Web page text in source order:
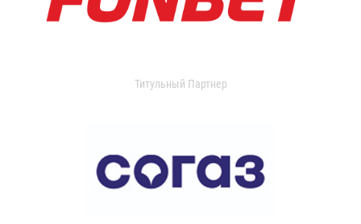
Титульный Партнер